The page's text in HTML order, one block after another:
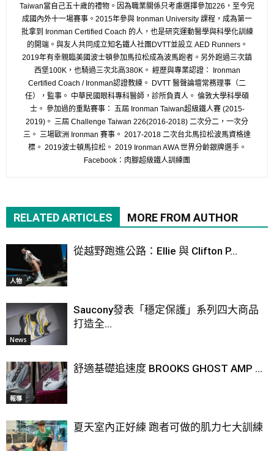
Taiwan當自己五十歲的禮物。因為職業關係只考慮選擇參加226，至今完
成國內外十一場賽事。2015年參與 Ironman University 課程，成為第一
批拿到 Ironman Certified Coach 的人，也是研究運動醫學與科學化訓練
的開端。與友人共同成立知名鐵人社團DVTT並設立 AED Runners。
2019年有幸親臨美國波士頓參加馬拉松成為波馬跑者。另外跑過三次鎮
西堡100K，也騎過三次北高380K。 經歷與專業認證： Ironman
Certified Coach / Ironman認證教練。 DVTT 醫聲論壇常務理事（二
任），監事。 中華民國眼科專科醫師，診所負責人。 倫敦大學科學碩
士。 參加過的重點賽事： 五屆 Ironman Taiwan超級鐵人賽 (2015-
2019)。 三屆 Challenge Taiwan 226(2016-2018) 二次分二，一次分
三。 三場歐洲 Ironman 賽事。 2017-2018 二次台北馬拉松波馬資格達
標。 2019波士頓馬拉松。 2019 Ironman AWA 世界分齡銀牌選手。
Facebook：肉腳超級鐵人訓練團
RELATED ARTICLES MORE FROM AUTHOR
人物
從越野跑進公路：Ellie 與 Clifton P...
News
Saucony發表「穩定保護」系列四大商品
打造全...
報導
舒適基礎追速度 BROOKS GHOST AMP ...
夏天室內正好練 跑者可做的肌力七大訓練